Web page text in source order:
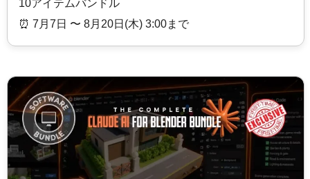
10アイテムバンドル
⏰️ 7月7日 〜 8月20日(木) 3:00まで